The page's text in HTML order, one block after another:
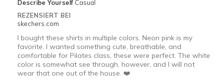
Describe Yourself Casual
REZENSIERT BEI
skechers.com
I bought these shirts in multiple colors. Neon pink is my
favorite. I wanted something cute, breathable, and
comfortable for Pilates class, these were perfect. The white
color is somewhat see through, however, and I will not
wear that one out of the house. ❤️